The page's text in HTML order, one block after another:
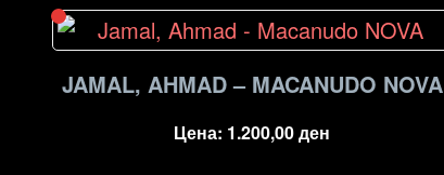
JAMAL, AHMAD – MACANUDO NOVA
Цена: 1.200,00ден